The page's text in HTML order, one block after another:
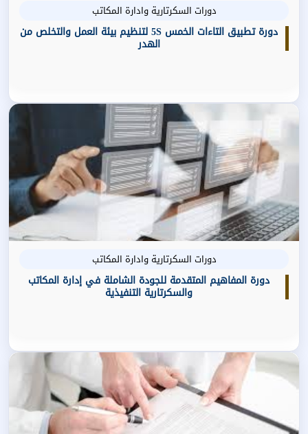
دورات السكرتارية وادارة المكاتب
دورة تطبيق التاءات الخمس 5S لتنظيم بيئة العمل والتخلص من
الهدر
دورات السكرتارية وادارة المكاتب
دورة المفاهيم المتقدمة للجودة الشاملة في إدارة المكاتب
والسكرتارية التنفيذية